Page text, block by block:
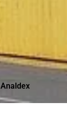
Analdex